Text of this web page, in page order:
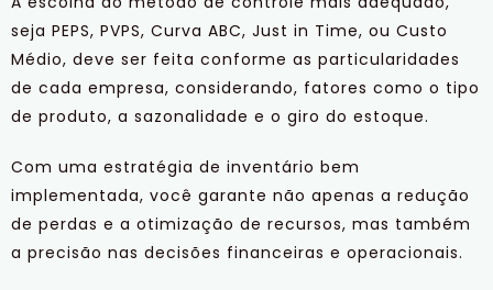
seja PEPS, PVPS, Curva ABC, Just in Time, ou Custo
Médio, deve ser feita conforme as particularidades
de cada empresa, considerando, fatores como o tipo
de produto, a sazonalidade e o giro do estoque.
Com uma estratégia de inventário bem
implementada, você garante não apenas a redução
de perdas e a otimização de recursos, mas também
a precisão nas decisões financeiras e operacionais.